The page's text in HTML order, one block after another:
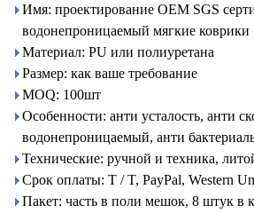
Имя: проектирование OEM SGS
водонепроницаемый мягкие коврики
Материал: PU или полиуретана
Размер: как ваше требование
MOQ: 100шт
Особенности: анти усталость, анти
водонепроницаемый, анти
Технические: ручной и техника,
Срок оплаты: T / T, PayPal, Western
Пакет: часть в поли мешок, 8 штук в